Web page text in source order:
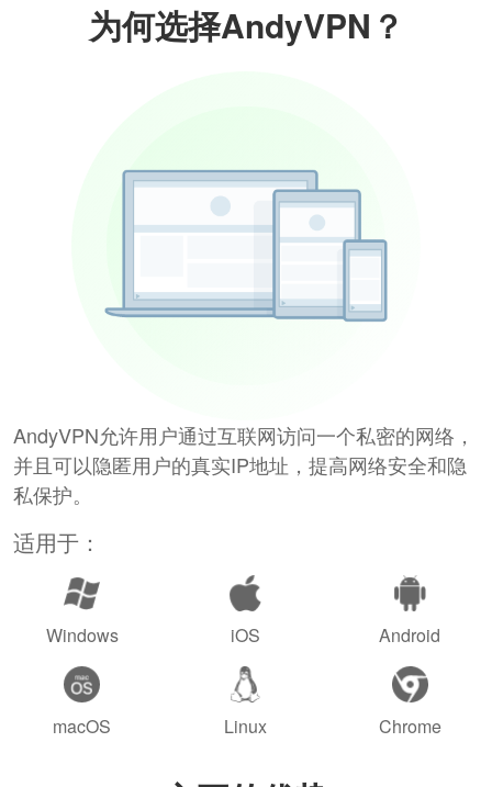
为何选择AndyVPN？
AndyVPN允许用户通过互联网访问一个私密的网络，
并且可以隐匿用户的真实IP地址，提高网络安全和隐
私保护。
适用于：
Windows iOS Android
macOS Linux Chrome